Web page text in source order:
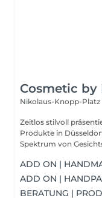
Cosmetic by
Nikolaus-Knopp-Platz
Zeitlos stilvoll
Produkte in
Spektrum von
ADD ON |
ADD ON |
BERATUNG |